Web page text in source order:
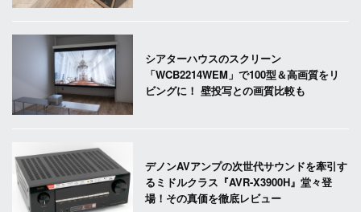
シアターハウスのスクリーン
「WCB2214WEM」で100型＆高画質をリ
ビングに！ 壁投写との画質比較も
デノンAVアンプの次世代サウンドを牽引す
るミドルクラス『AVR-X3900H』堂々登
場！その真価を徹底レビュー